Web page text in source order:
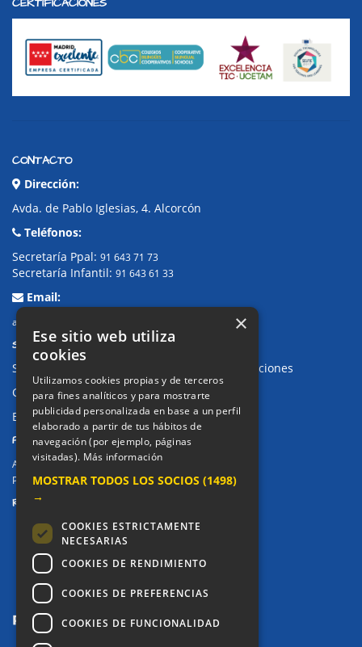
CERTIFICACIONES
CONTACTO
Dirección:
Avda. de Pablo Iglesias, 4. Alcorcón
Teléfonos:
Secretaría Ppal: 91 643 71 73
Secretaría Infantil: 91 643 61 33
Email:
alkor@colegioalkor.com
SUGERENCIAS Y CANAL DE DENUNCIAS
Sugerencias, Quejas, Reclamaciones y Felicitaciones
Canal de denuncias
Buzón denuncia drogas CM
PRIVACIDAD
Aviso legal / Política de privacidad
Política de Cookies
REDES SOCIALES
×
Ese sitio web utiliza
cookies
Utilizamos cookies propias y de terceros
para fines analíticos y para mostrarte
publicidad personalizada en base a un perfil
elaborado a partir de tus hábitos de
navegación (por ejemplo, páginas
visitadas). Más información
MOSTRAR TODOS LOS SOCIOS (1498)
→
COOKIES ESTRICTAMENTE
NECESARIAS
COOKIES DE RENDIMIENTO
COOKIES DE PREFERENCIAS
COOKIES DE FUNCIONALIDAD